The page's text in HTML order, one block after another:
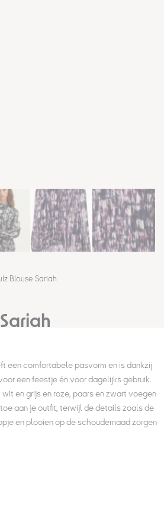
Blouse Sariah
een comfortabele pasvorm en is dankzij
een feestje én voor dagelijks gebruik.
en grijs en roze, paars en zwart voegen
aan je outfit, terwijl de details zoals de
en plooien op de schoudernaad zorgen